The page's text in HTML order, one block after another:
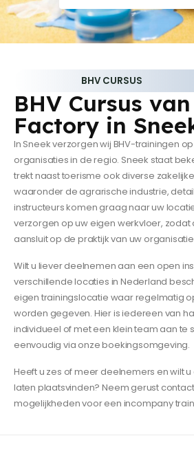
BHV CURSUS
BHV Cursus
Factory in
In Sneek verzorgen wij BHV-trainingen
organisaties in de regio. Sneek staat
trekt naast toerisme ook diverse
waaronder de agrarische industrie,
instructeurs komen graag naar uw
verzorgen op uw eigen werkvloer,
aansluit op de praktijk van uw
Wilt u liever deelnemen aan een open
verschillende locaties in Nederland
eigen trainingslocatie waar regelmatig
worden gegeven. Hier is iedereen van
individueel of met een klein team aan te
eenvoudig via onze boekingsomgeving.
Heeft u zes of meer deelnemers en wilt u
laten plaatsvinden? Neem gerust
mogelijkheden voor een incompany